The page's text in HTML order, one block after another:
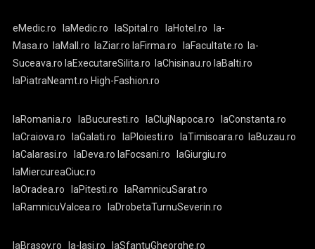
eMedic.ro laMedic.ro laSpital.ro laHotel.ro
la-
Masa.ro
laMall.ro laZiar.ro laFirma.ro laFacultate.ro
la-
Suceava.ro laExecutareSilita.ro laChisinau.ro laBalti.ro
laPiatraNeamt.ro High-Fashion.ro
laRomania.ro laBucuresti.ro laClujNapoca.ro
laConstanta.ro
laCraiova.ro
laGalati.ro laPloiesti.ro laTimisoara.ro
laBuzau.ro
laCalarasi.ro
laDeva.ro laFocsani.ro
laGiurgiu.ro
laMiercureaCiuc.ro
laOradea.ro
laPitesti.ro
laRamnicuSarat.ro
laRamnicuValcea.ro
laDrobetaTurnuSeverin.ro
laBrasov.ro la-Iasi.ro laSfantuGheorghe.ro